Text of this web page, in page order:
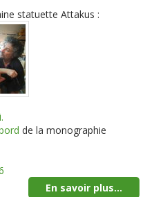
statuette Attakus :
de la monographie
En savoir plus...